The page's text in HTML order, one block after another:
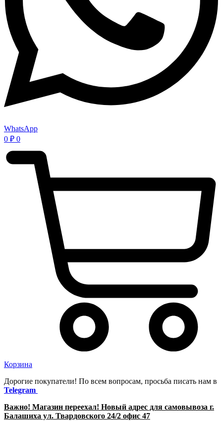
WhatsApp
0 ₽ 0
Корзина
Дорогие покупатели! По всем вопросам, просьба писать нам в
Telegram
Важно! Магазин переехал! Новый адрес для самовывоза г.
Балашиха ул. Твардовского 24/2 офис 47